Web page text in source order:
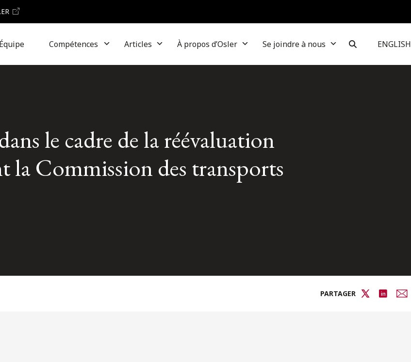
Équipe Compétences Articles À propos d’Osler Se joindre à nous ENGLISH
le cadre de la réévaluation
la Commission des transports
PARTAGER